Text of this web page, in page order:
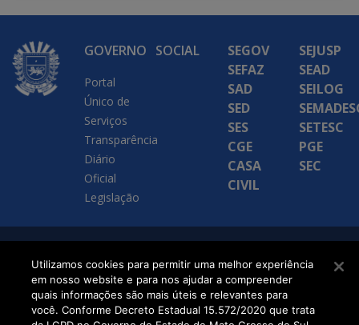
GOVERNO
Portal
Único de
Serviços
Transparência
Diário
Oficial
Legislação
SOCIAL
SEGOV
SEFAZ
SAD
SED
SES
CGE
CASA
CIVIL
SEJUSP
SEAD
SEILOG
SETESC
PGE
SEC
SETDIG | Secretaria-
Executiva de
Transformação Digital
Utilizamos cookies para permitir uma melhor experiência
em nosso website e para nos ajudar a compreender
quais informações são mais úteis e relevantes para
você. Conforme Decreto Estadual 15.572/2020 que trata